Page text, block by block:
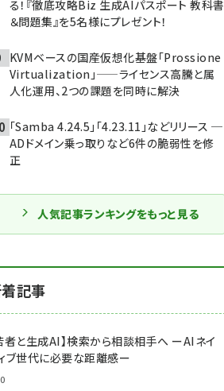
る！『徹底攻略Biz 生成AIパスポート 教科書
＆問題集』を5名様にプレゼント！
KVMベースの国産仮想化基盤「Prossione
Virtualization」——ライセンス高騰と属
人化運用、2つの課題を同時に解決
「Samba 4.24.5」「4.23.11」などリリース ─
ADドメイン乗っ取りなど6件の脆弱性を修
正
人気記事ランキングをもっと見る
記事
者と生成AI】検索から相談相手へ ーAIネイ
ブ世代に必要な距離感ー